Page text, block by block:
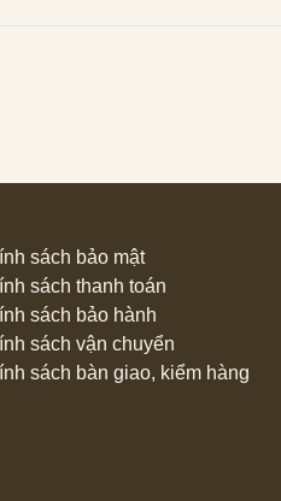
sách bảo mật
sách thanh toán
sách bảo hành
sách vận chuyển
sách bàn giao, kiểm hàng